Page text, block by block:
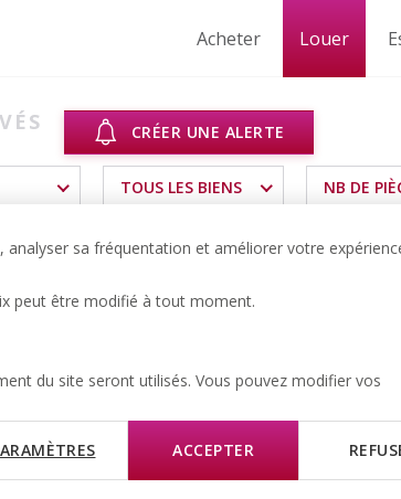
sa fréquentation et améliorer votre
peut être modifié à tout moment.
du site seront utilisés. Vous pouvez modifier vos
ACCEPTER
Acheter Louer
CRÉER UNE ALERTE
TOUS LES BIENS NB DE